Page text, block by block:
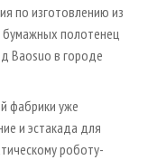
по изготовлению из
полотенец
Baosuo в городе
фабрики уже
и эстакада для
роботу-